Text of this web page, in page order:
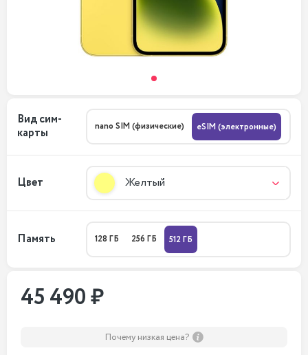
Вид сим-
карты
nano SIM (физические) eSIM (электронные)
Цвет Желтый
Память 128 ГБ 256 ГБ 512 ГБ
45 490 ₽
Почему низкая цена?